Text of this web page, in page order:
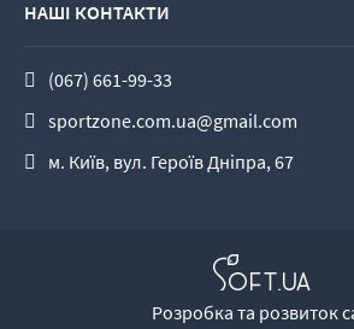
НАШІ КОНТАКТИ
(067) 661-99-33
sportzone.com.ua@gmail.com
м. Київ, вул. Героїв Дніпра, 67
Розробка та розвиток